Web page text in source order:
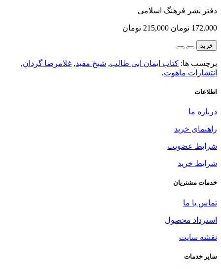
دفتر نشر فرهنگ اسلامی
172,000 تومان 215,000 تومان
خرید
برچسب ها: کتاب ایمان ابی طالب, شیخ مفید, غلامرضا گردان,
انتشارات ماهوت,
اطلاعات
درباره ما
راهنمای خرید
شرایط عضویت
شرایط خرید
خدمات مشتریان
تماس با ما
استرداد محصول
نقشه سایت
سایر خدمات